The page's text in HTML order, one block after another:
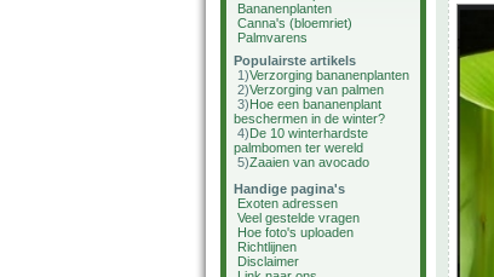
Bananenplanten
Canna's (bloemriet)
Palmvarens
Populairste artikels
1)Verzorging bananenplanten
2)Verzorging van palmen
3)Hoe een bananenplant
beschermen in de winter?
4)De 10 winterhardste
palmbomen ter wereld
5)Zaaien van avocado
Handige pagina's
Exoten adressen
Veel gestelde vragen
Hoe foto's uploaden
Richtlijnen
Disclaimer